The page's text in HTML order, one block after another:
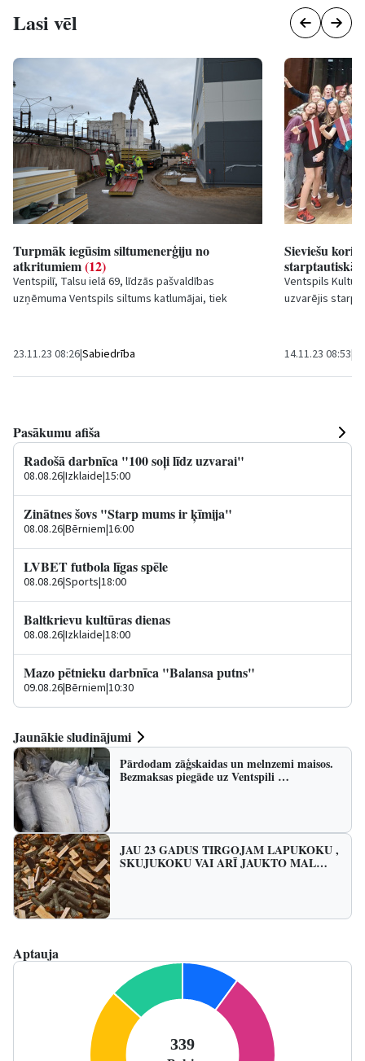
Lasi vēl
Turpmāk iegūsim siltumenerģiju no
atkritumiem(12)
Ventspilī, Talsu ielā 69, līdzās pašvaldības
uzņēmuma Ventspils siltums katlumājai, tiek
23.11.23 08:26|Sabiedrība
Sieviešu
starptautiskā
Ventspils
uzvarējis
14.11.23 08:53|
Pasākumu afiša
Radošā darbnīca "100 soļi līdz uzvarai"
08.08.26|Izklaide|15:00
Zinātnes šovs "Starp mums ir ķīmija"
08.08.26|Bērniem|16:00
LVBET futbola līgas spēle
08.08.26|Sports|18:00
Baltkrievu kultūras dienas
08.08.26|Izklaide|18:00
Mazo pētnieku darbnīca "Balansa putns"
09.08.26|Bērniem|10:30
Jaunākie sludinājumi
Pārdodam zāģskaidas un melnzemi maisos.
Bezmaksas piegāde uz Ventspili …
JAU 23 GADUS TIRGOJAM LAPUKOKU ,
SKUJUKOKU VAI ARĪ JAUKTO MAL…
Aptauja